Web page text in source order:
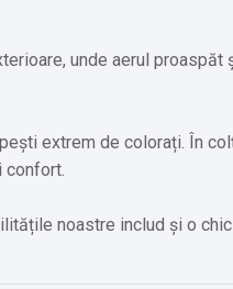
unde aerul proaspăt
extrem de colorați. În
confort.
noastre includ și o